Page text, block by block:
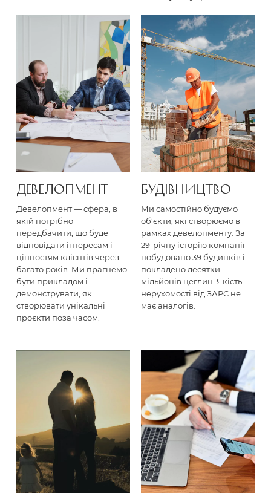
ДЕВЕЛОП­МЕНТ
Девелопмент — сфера, в
якій потрібно
передбачити, що буде
відповідати інтересам і
цінностям клієнтів через
багато років. Ми прагнемо
бути прикладом і
демонструвати, як
створювати унікальні
проєкти поза часом.
БУДІВНИЦ­ТВО
Ми самостійно будуємо
об’єкти, які створюємо в
рамках девелопменту. За
29-річну історію компанії
побудовано 39 будинків і
покладено десятки
мільйонів цеглин. Якість
нерухомості від ЗАРС не
має аналогів.